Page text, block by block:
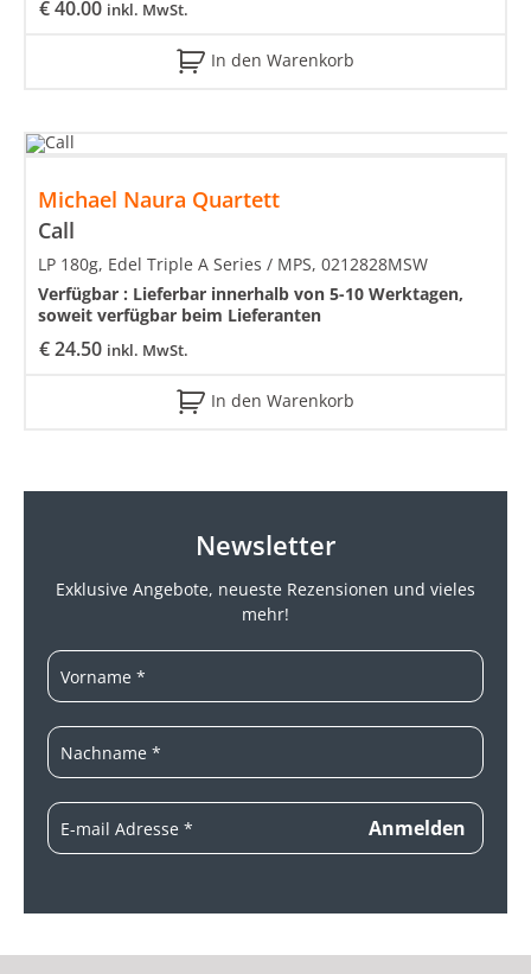
€40.00 inkl. MwSt.
In den Warenkorb
Michael Naura Quartett
Call
€24.50 inkl. MwSt.
LP 180g, Edel Triple A Series / MPS, 0212828MSW
Verfügbar : Lieferbar innerhalb von 5-10 Werktagen,
soweit verfügbar beim Lieferanten
In den Warenkorb
Newsletter
Exklusive Angebote, neueste Rezensionen und vieles
mehr!